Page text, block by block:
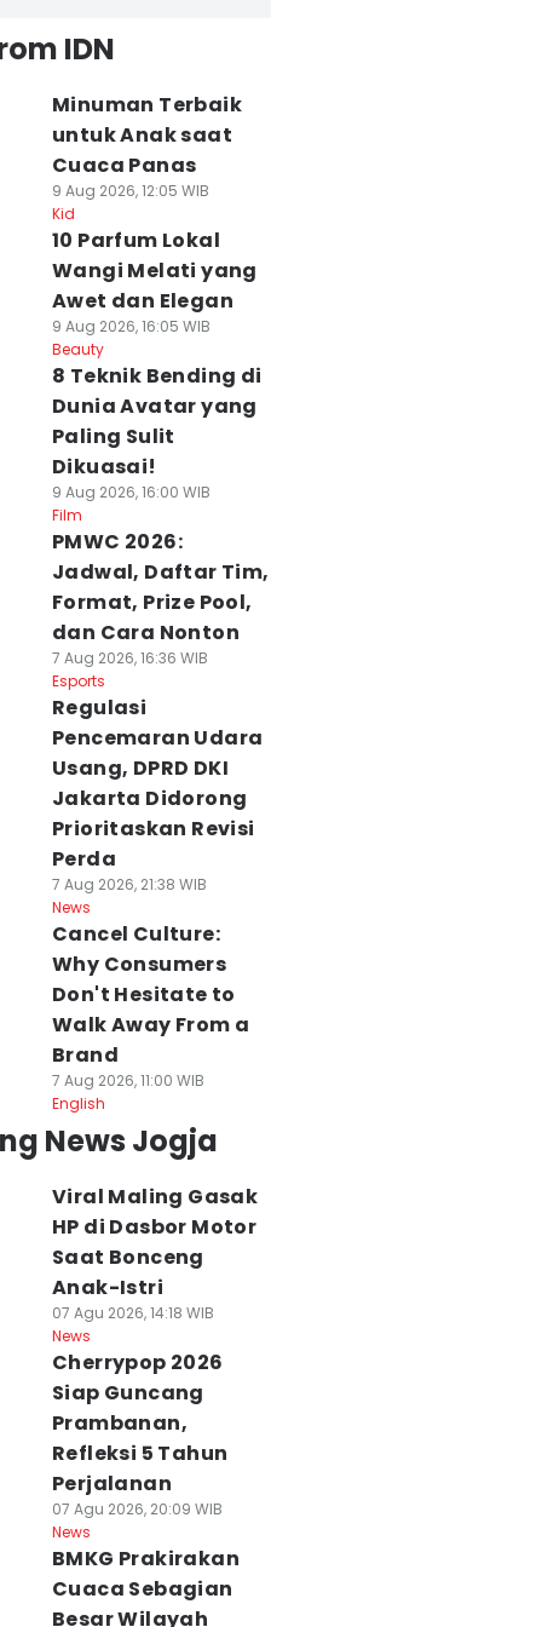
IDN
Minuman Terbaik
untuk Anak saat
Cuaca Panas
9 Aug 2026, 12:05 WIB
Kid
10 Parfum Lokal
Wangi Melati yang
Awet dan Elegan
9 Aug 2026, 16:05 WIB
Beauty
8 Teknik Bending di
Dunia Avatar yang
Paling Sulit
Dikuasai!
9 Aug 2026, 16:00 WIB
Film
PMWC 2026:
Jadwal, Daftar Tim,
Format, Prize Pool,
dan Cara Nonton
7 Aug 2026, 16:36 WIB
Esports
Regulasi
Pencemaran Udara
Usang, DPRD DKI
Jakarta Didorong
Prioritaskan Revisi
Perda
7 Aug 2026, 21:38 WIB
News
Cancel Culture:
Why Consumers
Don't Hesitate to
Walk Away From a
Brand
7 Aug 2026, 11:00 WIB
English
News Jogja
Viral Maling Gasak
HP di Dasbor Motor
Saat Bonceng
Anak-Istri
07 Agu 2026, 14:18 WIB
News
Cherrypop 2026
Siap Guncang
Prambanan,
Refleksi 5 Tahun
Perjalanan
07 Agu 2026, 20:09 WIB
News
BMKG Prakirakan
Cuaca Sebagian
Besar Wilayah